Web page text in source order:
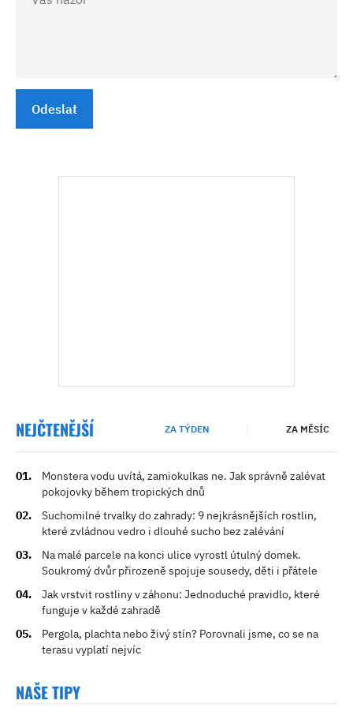
Odeslat
NEJČTENĚJŠÍ ZA TÝDEN ZA MĚSÍC
Monstera vodu uvítá, zamiokulkas ne. Jak správně zalévat
pokojovky během tropických dnů
Suchomilné trvalky do zahrady: 9 nejkrásnějších rostlin,
které zvládnou vedro i dlouhé sucho bez zalévání
Na malé parcele na konci ulice vyrostl útulný domek.
Soukromý dvůr přirozeně spojuje sousedy, děti i přátele
Jak vrstvit rostliny v záhonu: Jednoduché pravidlo, které
funguje v každé zahradě
Pergola, plachta nebo živý stín? Porovnali jsme, co se na
terasu vyplatí nejvíc
NAŠE TIPY